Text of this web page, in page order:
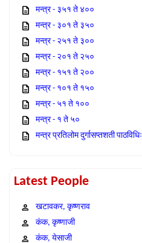
मन्त्र - ३५१ ते ४००
मन्त्र - ३०१ ते ३५०
मन्त्र - २५१ ते ३००
मन्त्र - २०१ ते २५०
मन्त्र - १५१ ते २००
मन्त्र - १०१ ते १५०
मन्त्र - ५१ ते १००
मन्त्र - १ ते ५०
मन्त्र प्रतिलोम दुर्गासप्तशती पाठविधिः
Latest People
खटावकर, कृष्णराव
कंक, कृष्णाजी
कंक, येसाजी